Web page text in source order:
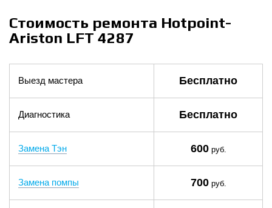
Стоимость ремонта Hotpoint-
Ariston LFT 4287
Выезд мастера Бесплатно
Диагностика Бесплатно
Замена Тэн 600руб.
Замена помпы 700руб.